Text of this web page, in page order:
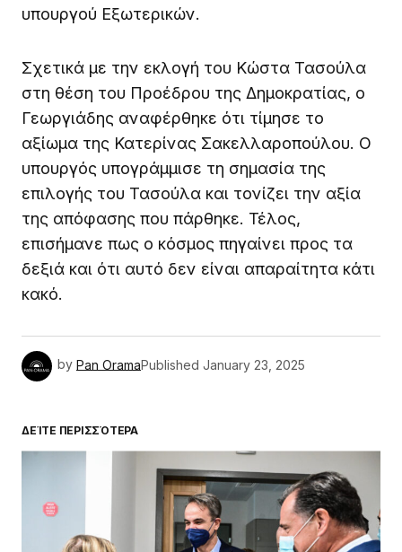
υπουργού Εξωτερικών.
Σχετικά με την εκλογή του Κώστα Τασούλα
στη θέση του Προέδρου της Δημοκρατίας, ο
Γεωργιάδης αναφέρθηκε ότι τίμησε το
αξίωμα της Κατερίνας Σακελλαροπούλου. Ο
υπουργός υπογράμμισε τη σημασία της
επιλογής του Τασούλα και τονίζει την αξία
της απόφασης που πάρθηκε. Τέλος,
επισήμανε πως ο κόσμος πηγαίνει προς τα
δεξιά και ότι αυτό δεν είναι απαραίτητα κάτι
κακό.
by Pan OramaPublished January 23, 2025
ΔΕΊΤΕ ΠΕΡΙΣΣΌΤΕΡΑ